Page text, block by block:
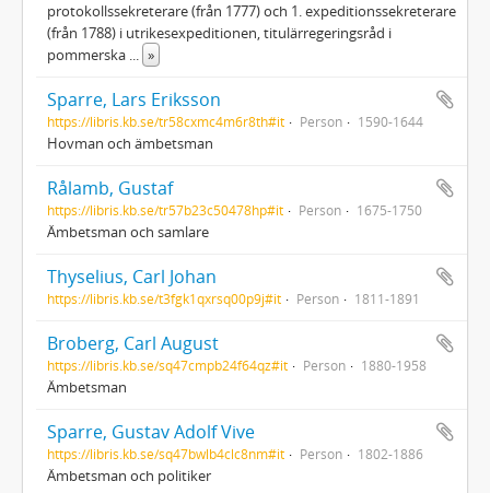
protokollssekreterare (från 1777) och 1. expeditionssekreterare
(från 1788) i utrikesexpeditionen, titulärregeringsråd i
pommerska ... »
Sparre, Lars Eriksson
https://libris.kb.se/tr58cxmc4m6r8th#it Person 1590-1644
Hovman och ämbetsman
Rålamb, Gustaf
https://libris.kb.se/tr57b23c50478hp#it Person 1675-1750
Ämbetsman och samlare
Thyselius, Carl Johan
https://libris.kb.se/t3fgk1qxrsq00p9j#it Person 1811-1891
Broberg, Carl August
https://libris.kb.se/sq47cmpb24f64qz#it Person 1880-1958
Ämbetsman
Sparre, Gustav Adolf Vive
https://libris.kb.se/sq47bwlb4clc8nm#it Person 1802-1886
Ämbetsman och politiker